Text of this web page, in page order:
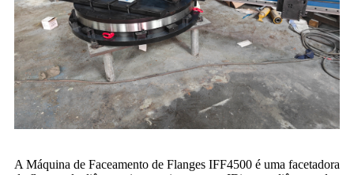
A Máquina de Faceamento de Flanges IFF4500 é uma facetadora